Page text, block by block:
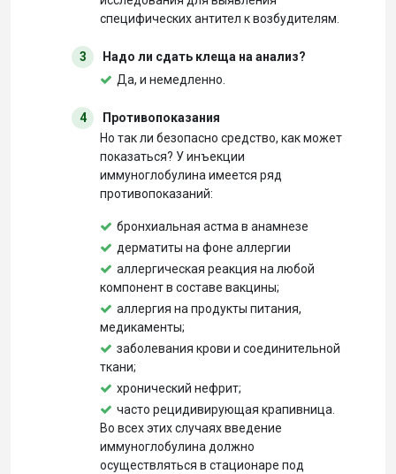
специфических антител к возбудителям.
3
Надо ли сдать клеща на анализ?
Да, и немедленно.
4
Противопоказания
Но так ли безопасно средство, как может
показаться? У инъекции
иммуноглобулина имеется ряд
противопоказаний:
бронхиальная астма в анамнезе
дерматиты на фоне аллергии
аллергическая реакция на любой
компонент в составе вакцины;
аллергия на продукты питания,
медикаменты;
заболевания крови и соединительной
ткани;
хронический нефрит;
часто рецидивирующая крапивница.
Во всех этих случаях введение
иммуноглобулина должно
осуществляться в стационаре под